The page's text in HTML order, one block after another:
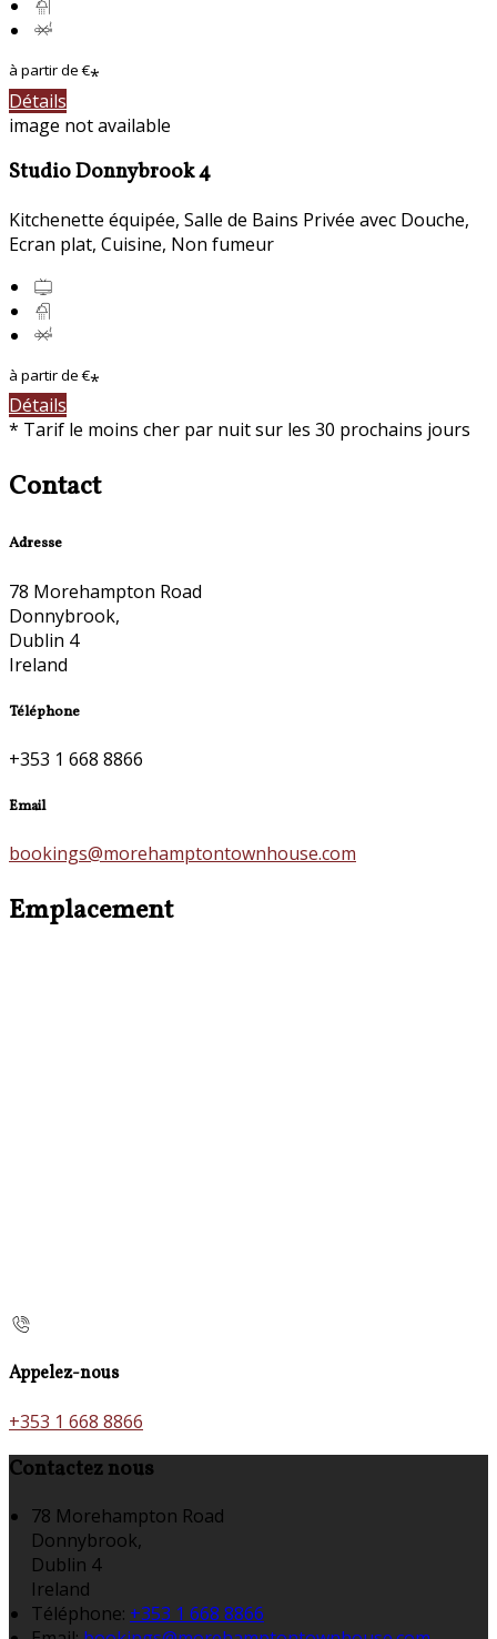
à partir de €*
Détails
image not available
Studio Donnybrook 4
Kitchenette équipée, Salle de Bains Privée avec Douche,
Ecran plat, Cuisine, Non fumeur
à partir de €*
Détails
* Tarif le moins cher par nuit sur les 30 prochains jours
Contact
Adresse
78 Morehampton Road
Donnybrook,
Dublin 4
Ireland
Téléphone
+353 1 668 8866
Email
bookings@morehamptontownhouse.com
Emplacement
Appelez-nous
+353 1 668 8866
Contactez nous
78 Morehampton Road
Donnybrook,
Dublin 4
Ireland
Téléphone: +353 1 668 8866